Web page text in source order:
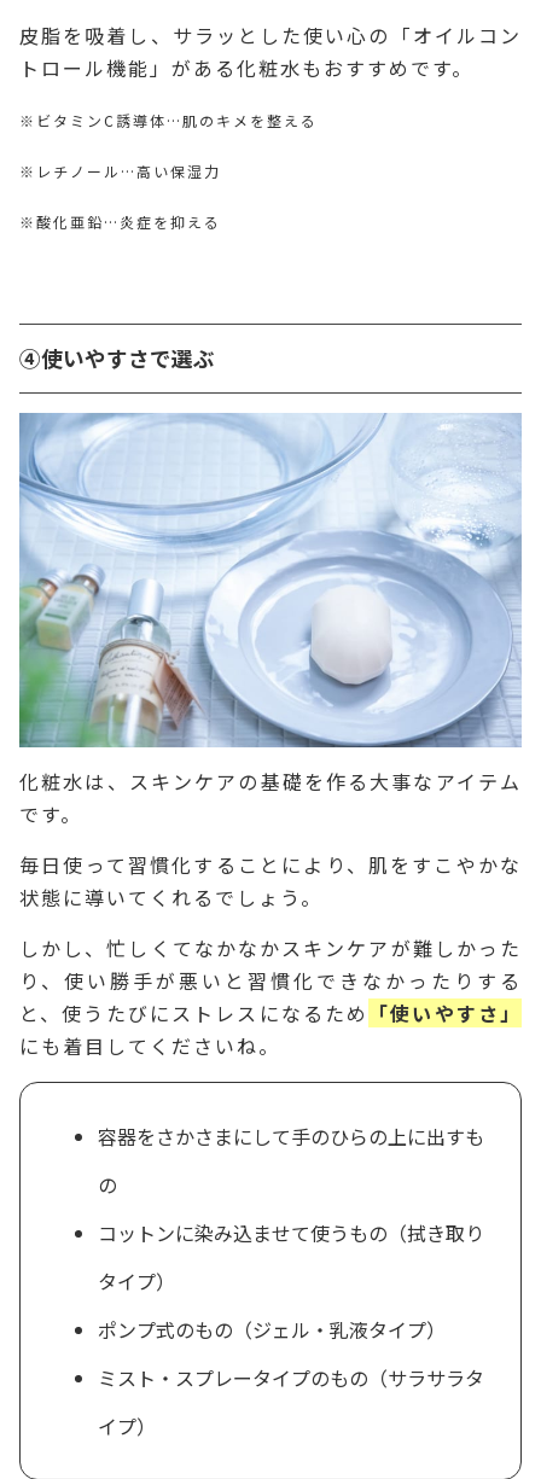
皮脂を吸着し、サラッとした使い心の「オイルコン
トロール機能」がある化粧水もおすすめです。
※ビタミンC誘導体…肌のキメを整える
※レチノール…高い保湿力
※酸化亜鉛…炎症を抑える
④使いやすさで選ぶ
化粧水は、スキンケアの基礎を作る大事なアイテム
です。
毎日使って習慣化することにより、肌をすこやかな
状態に導いてくれるでしょう。
しかし、忙しくてなかなかスキンケアが難しかった
り、使い勝手が悪いと習慣化できなかったりする
と、使うたびにストレスになるため 「使いやすさ」
にも着目してくださいね。
容器をさかさまにして手のひらの上に出すも
の
コットンに染み込ませて使うもの（拭き取り
タイプ）
ポンプ式のもの（ジェル・乳液タイプ）
ミスト・スプレータイプのもの（サラサラタ
イプ）